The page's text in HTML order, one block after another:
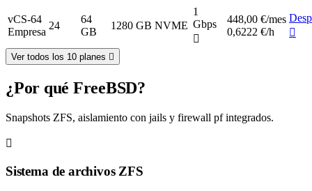
vCS-64
Empresa
24
64
GB
1280 GB NVME
1
Gbps
448,00 €/mes
0,6222 €/h
Ver todos los 10 planes
¿Por qué FreeBSD?
Snapshots ZFS, aislamiento con jails y firewall pf integrados.
Sistema de archivos ZFS